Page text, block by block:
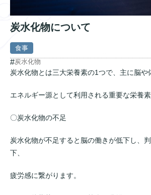
炭水化物について
食事
#炭水化物
炭水化物とは三大栄養素の1つで、主に脳や
エネルギー源として利用される重要な栄養素
〇炭水化物の不足
炭水化物が不足すると脳の働きが低下し、
下、
疲労感に繋がります。